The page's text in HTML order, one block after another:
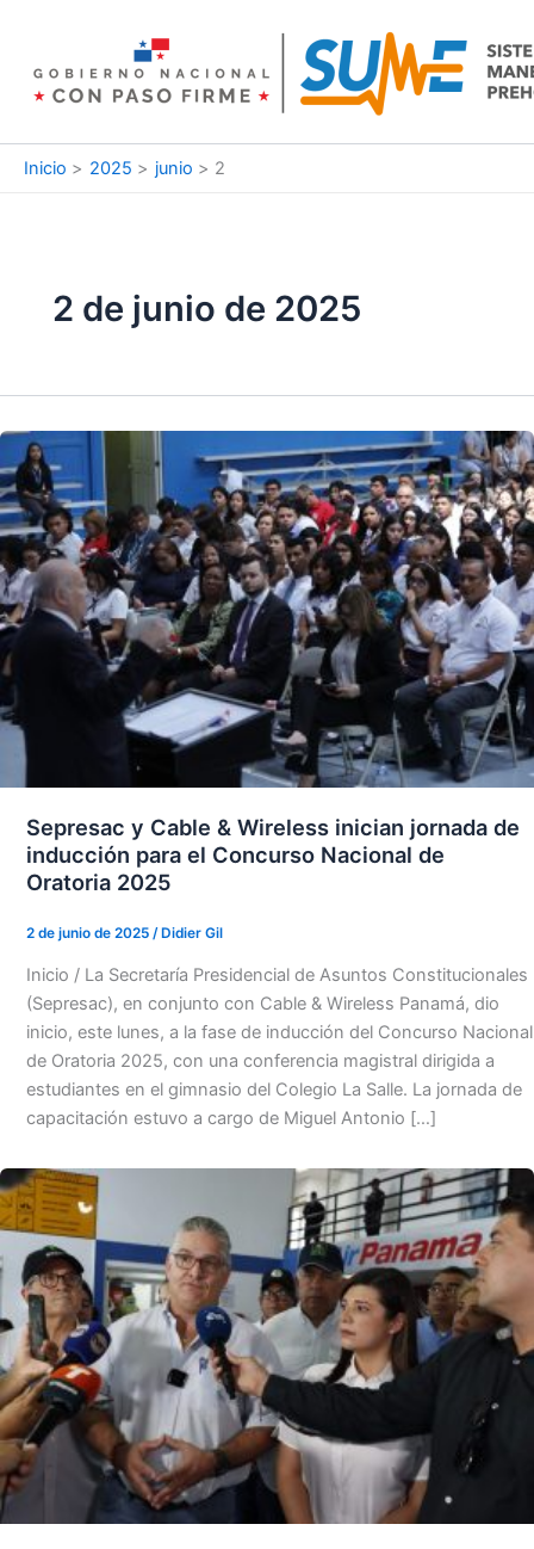
contenido
Inicio 2025 junio 2
2 de junio de 2025
Sepresac y Cable & Wireless inician jornada de
inducción para el Concurso Nacional de
Oratoria 2025
2 de junio de 2025 / Didier Gil
Inicio / La Secretaría Presidencial de Asuntos Constitucionales
(Sepresac), en conjunto con Cable & Wireless Panamá, dio
inicio, este lunes, a la fase de inducción del Concurso Nacional
de Oratoria 2025, con una conferencia magistral dirigida a
estudiantes en el gimnasio del Colegio La Salle. La jornada de
capacitación estuvo a cargo de Miguel Antonio […]